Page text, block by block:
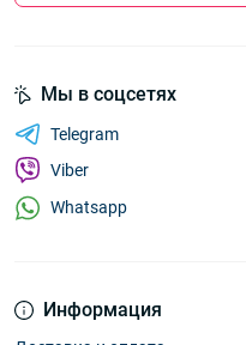
Информация
Мы в соцсетях
Telegram
Viber
Whatsapp